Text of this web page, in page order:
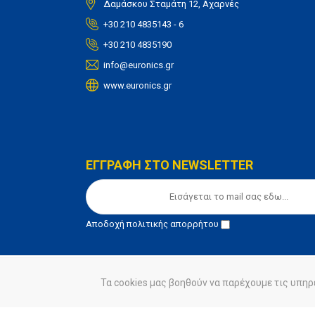
Δαμάσκου Σταμάτη 12, Αχαρνές
+30 210 4835143 - 6
+30 210 4835190
info@euronics.gr
www.euronics.gr
ΕΓΓΡΑΦΗ ΣΤΟ NEWSLETTER
Αποδοχήπολιτικής απορρήτου
© euronics 2020 Όροι Χρήσης Πολιτική
Τα cookies μας βοηθούν να παρέχουμε τις